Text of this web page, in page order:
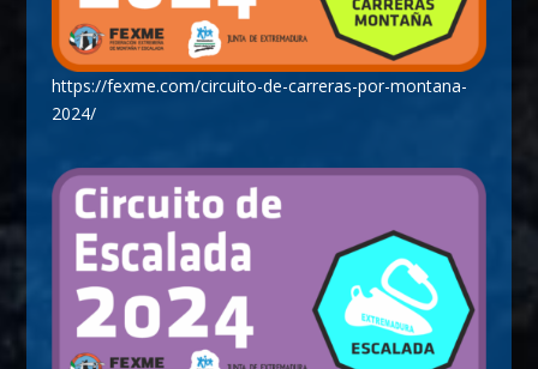
https://fexme.com/circuito-de-carreras-por-montana-
2024/